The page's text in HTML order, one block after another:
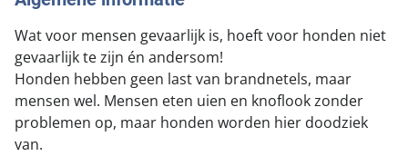
Wat voor mensen gevaarlijk is, hoeft voor honden niet
gevaarlijk te zijn én andersom!
Honden hebben geen last van brandnetels, maar
mensen wel. Mensen eten uien en knoflook zonder
problemen op, maar honden worden hier doodziek
van.